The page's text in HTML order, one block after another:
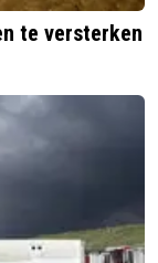
te versterken